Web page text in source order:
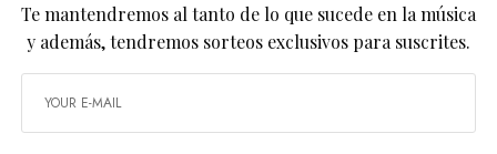
Te mantendremos al tanto de lo que sucede en la música
y además, tendremos sorteos exclusivos para suscrites.